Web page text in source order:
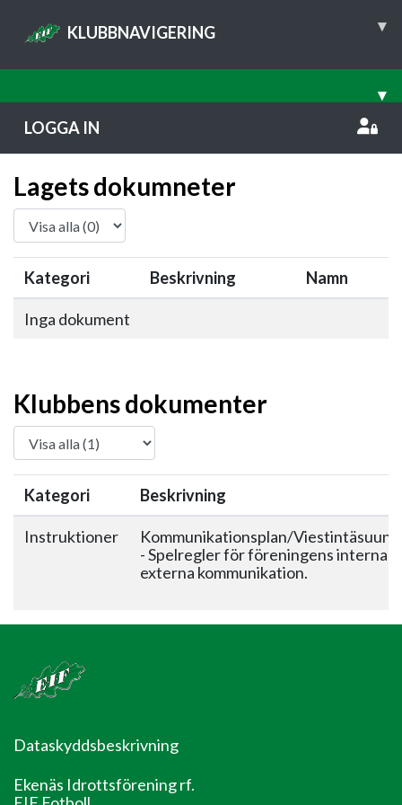
KLUBBNAVIGERING ▾
▾
LOGGA IN
Lagets dokumneter
Kategori Beskrivning Namn
Inga dokument
Klubbens dokumenter
Kategori Beskrivning
Instruktioner
Kommunikationsplan/
- Spelregler för föreningens interna
externa kommunikation.
Dataskyddsbeskrivning
Ekenäs Idrottsförening rf.